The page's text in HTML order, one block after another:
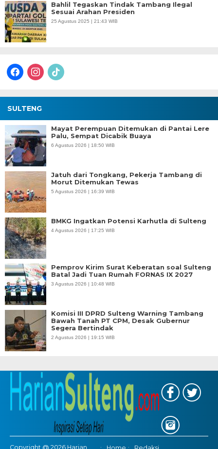
Bahlil Tegaskan Tindak Tambang Ilegal
Sesuai Arahan Presiden
25 Agustus 2025 | 21:43 WIB
facebookinstagram
tiktok
SULTENG
Mayat Perempuan Ditemukan di Pantai Lere
Palu, Sempat Dicabik Buaya
6 Agustus 2026 | 18:50 WIB
Jatuh dari Tongkang, Pekerja Tambang di
Morut Ditemukan Tewas
5 Agustus 2026 | 16:39 WIB
BMKG Ingatkan Potensi Karhutla di Sulteng
4 Agustus 2026 | 17:25 WIB
Pemprov Kirim Surat Keberatan soal Sulteng
Batal Jadi Tuan Rumah FORNAS IX 2027
3 Agustus 2026 | 10:48 WIB
Komisi III DPRD Sulteng Warning Tambang
Bawah Tanah PT CPM, Desak Gubernur
Segera Bertindak
2 Agustus 2026 | 19:15 WIB
Copyright @ 2026 Harian